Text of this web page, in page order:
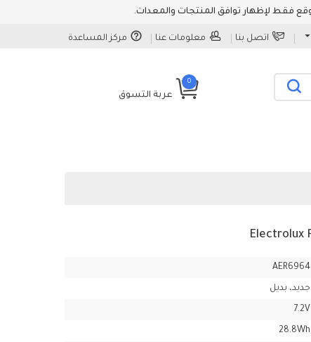
اتصل بنا معلومات عنا مركز المساعدة
0
عربة التسوق
AER6964
جديد، بديل
7.2V
28.8Wh